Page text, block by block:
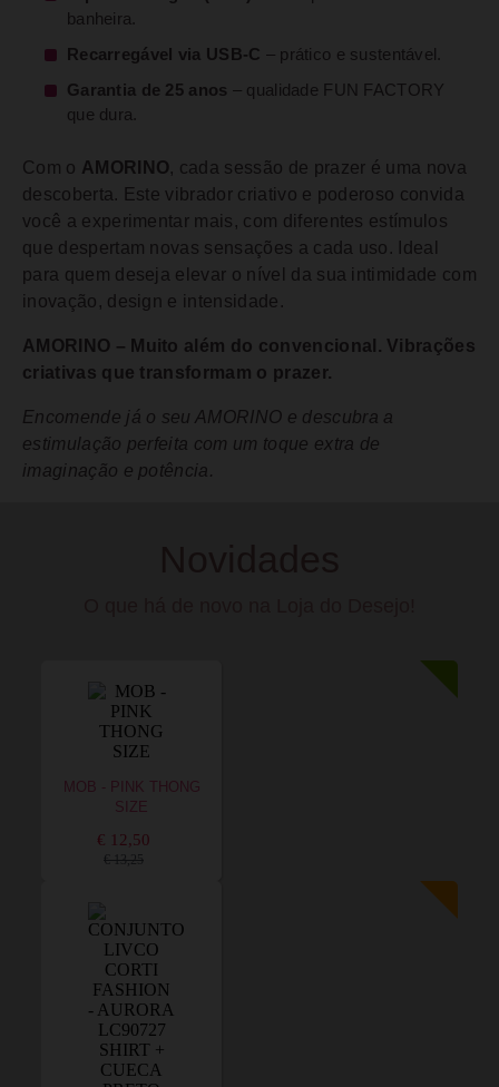
banheira.
Recarregável via USB-C – prático e sustentável.
Garantia de 25 anos – qualidade FUN FACTORY
que dura.
Com o AMORINO, cada sessão de prazer é uma nova
descoberta. Este vibrador criativo e poderoso convida
você a experimentar mais, com diferentes estímulos
que despertam novas sensações a cada uso. Ideal
para quem deseja elevar o nível da sua intimidade com
inovação, design e intensidade.
AMORINO – Muito além do convencional. Vibrações
criativas que transformam o prazer.
Encomende já o seu AMORINO e descubra a
estimulação perfeita com um toque extra de
imaginação e potência.
MOB - PINK THONG
SIZE
€ 12,50
€ 13,25